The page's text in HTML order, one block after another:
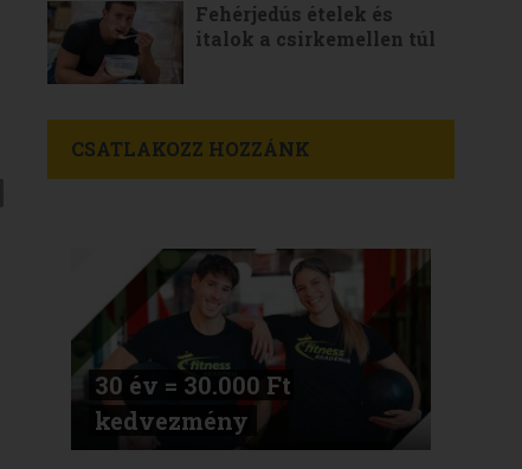
Fehérjedús ételek és
italok a csirkemellen túl
CSATLAKOZZ HOZZÁNK
30 év = 30.000 Ft
kedvezmény